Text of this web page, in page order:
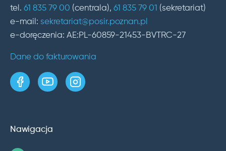
tel. 61 835 79 00 (centrala), 61 835 79 01 (sekretariat)
e-mail: sekretariat@posir.poznan.pl
e-doręczenia: AE:PL-60859-21453-BVTRC-27
Dane do fakturowania
strona w serwisie Facebook
kanał w serwisie YouTube
profil w serwisie Instagram
Nawigacja